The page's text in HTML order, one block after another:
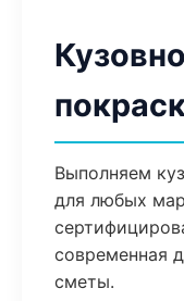
Выполняем
для любых
современная
сметы.